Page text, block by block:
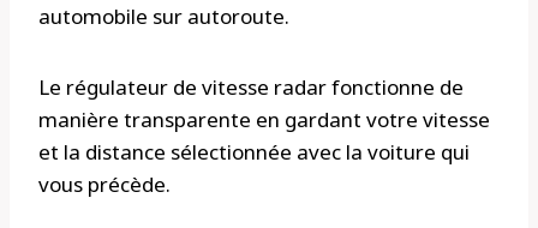
automobile sur autoroute.
Le régulateur de vitesse radar fonctionne de
manière transparente en gardant votre vitesse
et la distance sélectionnée avec la voiture qui
vous précède.